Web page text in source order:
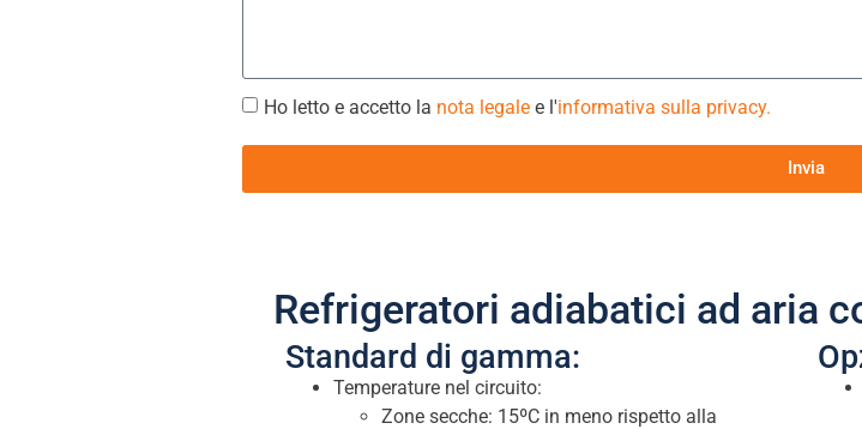
Ho letto e accetto la nota legalee l'informativa sulla privacy.
Invia
Refrigeratori adiabatici ad aria
Standard di gamma:
Temperature nel circuito:
Zone secche: 15ºC in meno rispetto alla